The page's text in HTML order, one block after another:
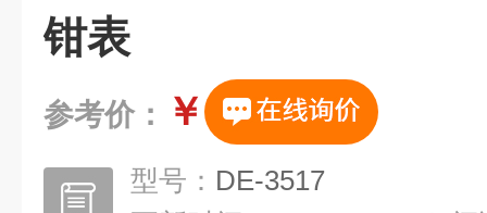
钳表
参考价： ￥
型号： DE-3517